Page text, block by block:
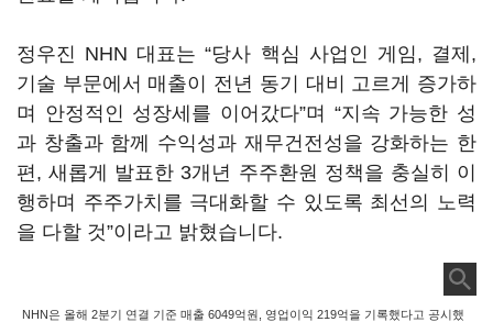
정우진 NHN 대표는 “당사 핵심 사업인 게임, 결제,
기술 부문에서 매출이 전년 동기 대비 고르게 증가하
며 안정적인 성장세를 이어갔다”며 “지속 가능한 성
과 창출과 함께 수익성과 재무건전성을 강화하는 한
편, 새롭게 발표한 3개년 주주환원 정책을 충실히 이
행하며 주주가치를 극대화할 수 있도록 최선의 노력
을 다할 것”이라고 밝혔습니다.
NHN은 올해 2분기 연결 기준 매출 6049억원, 영업이익 219억을 기록했다고 공시했